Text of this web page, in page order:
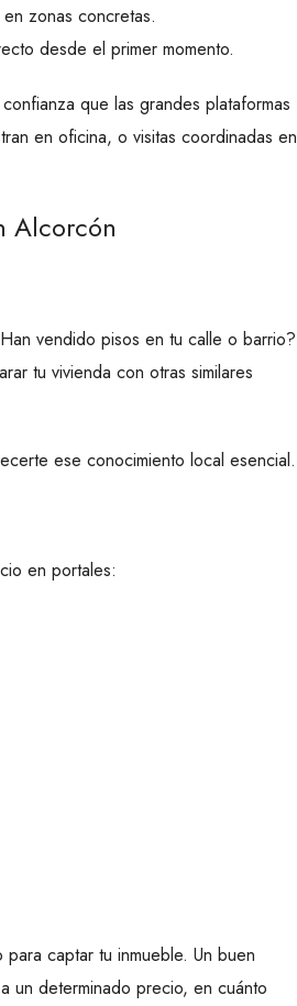
zonas concretas.
desde el primer momento.
que las grandes plataformas
en oficina, o visitas coordinadas en
Alcorcón
vendido pisos en tu calle o barrio?
tu vivienda con otras similares
ese conocimiento local esencial.
en portales:
captar tu inmueble. Un buen
un determinado precio, en cuánto